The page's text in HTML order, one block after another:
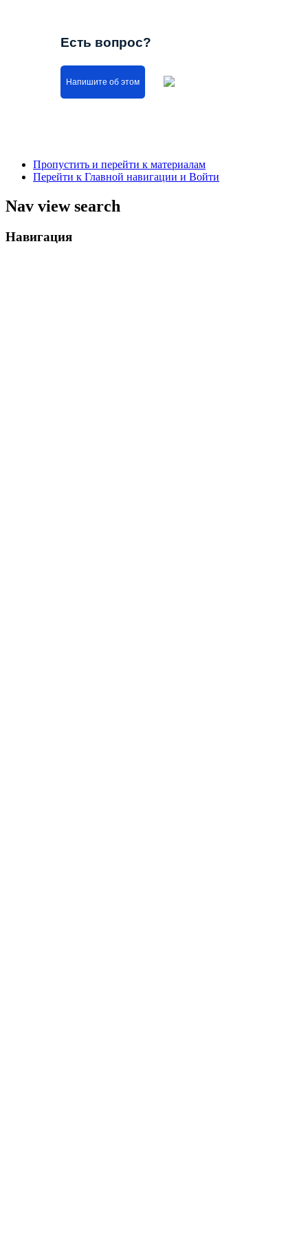
Есть вопрос?
Напишите об этом
Пропустить и перейти к материалам
Перейти к Главной навигации и Войти
Nav view search
Навигация